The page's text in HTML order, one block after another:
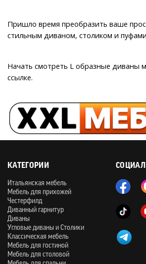
Пришло время преобразить ваше
стильным диваном, столиком и
Начать смотреть L образные диваны
ссылке.
КАТЕГОРИИ
Итальянская мебель
Мебель для прихожей
Честерфилд
Диванный гарнитур
Диваны
Угловые диваны и Столики
Классическая мебель
Мебель для гостиной
Мебель для столовой